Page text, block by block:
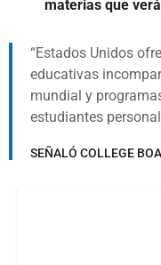
materias que
Estados Unidos
educativas
mundial y
estudiantes
SEÑALÓ COLLEGE